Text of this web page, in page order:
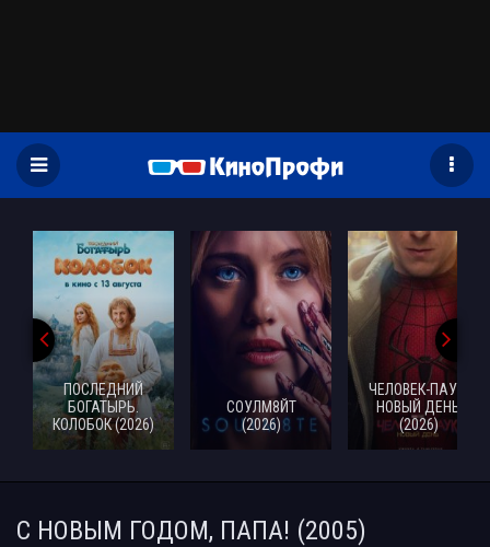
ПОСЛЕДНИЙ
БОГАТЫРЬ.
КОЛОБОК (2026)
СОУЛМ8ЙТ
(2026)
ЧЕЛОВЕК-ПАУК:
НОВЫЙ ДЕНЬ
(2026)
С НОВЫМ ГОДОМ, ПАПА! (2005)